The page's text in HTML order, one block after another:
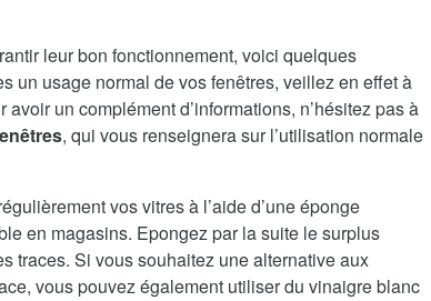
leur bon fonctionnement, voici quelques
un usage normal de vos fenêtres, veillez en effet à
un complément d’informations, n’hésitez pas à
, qui vous renseignera sur l’utilisation normale
vos vitres à l’aide d’une éponge
en magasins. Epongez par la suite le surplus
traces. Si vous souhaitez une alternative aux
vous pouvez également utiliser du vinaigre blanc